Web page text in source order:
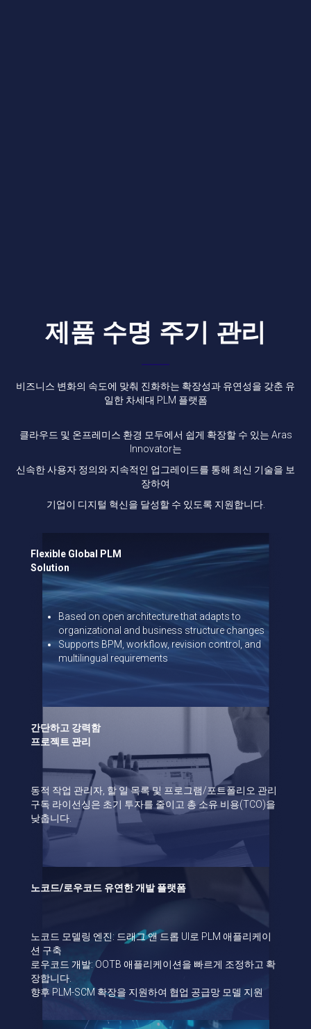
제품 수명 주기 관리
비즈니스 변화의 속도에 맞춰 진화하는 확장성과 유연성을 갖춘 유
일한 차세대 PLM 플랫폼
클라우드 및 온프레미스 환경 모두에서 쉽게 확장할 수 있는 Aras
Innovator는
신속한 사용자 정의와 지속적인 업그레이드를 통해 최신 기술을 보
장하여
기업이 디지털 혁신을 달성할 수 있도록 지원합니다.
Flexible Global PLM
Solution
Based on open architecture that adapts to
organizational and business structure changes
Supports BPM, workflow, revision control, and
multilingual requirements
간단하고 강력함
프로젝트 관리
동적 작업 관리자, 할 일 목록 및 프로그램/포트폴리오 관리
구독 라이선싱은 초기 투자를 줄이고 총 소유 비용(TCO)을
낮춥니다.
노코드/로우코드 유연한 개발 플랫폼
노코드 모델링 엔진: 드래그 앤 드롭 UI로 PLM 애플리케이
션 구축
로우코드 개발: OOTB 애플리케이션을 빠르게 조정하고 확
장합니다.
향후 PLM-SCM 확장을 지원하여 협업 공급망 모델 지원